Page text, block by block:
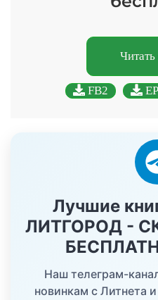
FB2
Лучшие
ЛИТГОРОД -
Наш телеграм-
новинкам с Литнета